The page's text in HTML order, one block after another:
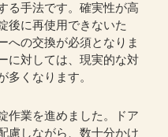
る手法です。確実性が高
後に再使用できないた
への交換が必須となりま
に対しては、現実的な対
多くなります。
作業を進めました。ドア
慮しながら、数十分かけ